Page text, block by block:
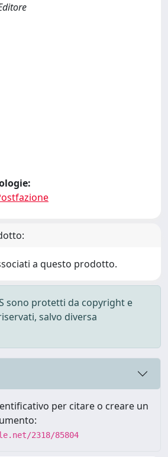
a questo prodotto.
sono protetti da copyright e
salvo diversa
per citare o creare un
2318/85804